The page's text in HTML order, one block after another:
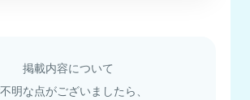
掲載内容について
明な点がございましたら、